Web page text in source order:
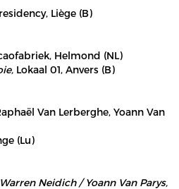
Liège (B)
Helmond (NL)
Lokaal 01, Anvers (B)
Van Lerberghe, Yoann Van
(Lu)
Neidich / Yoann Van Parys,